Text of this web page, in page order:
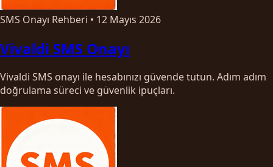
SMS Onayı Rehberi • 12 Mayıs 2026
Vivaldi SMS Onayı
Vivaldi SMS onayı ile hesabınızı güvende tutun. Adım adım
doğrulama süreci ve güvenlik ipuçları.